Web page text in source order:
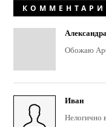
Обожаю
Иван
Нелогично